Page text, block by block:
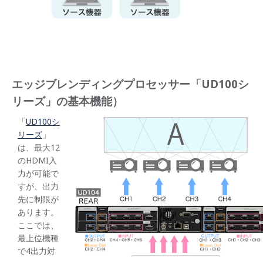
エッジブレンディングプロセッサー「UD100シ
リーズ」の基本機能）
「UD100シ
リーズ 」
は、最大12
のHDMI入
力が可能で
すが、出力
先に制限が
あります。
ここでは、
最上位機種
で4出力対